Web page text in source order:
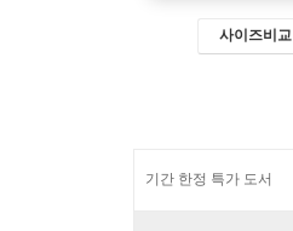
사이즈비교
기간 한정 특가 도서